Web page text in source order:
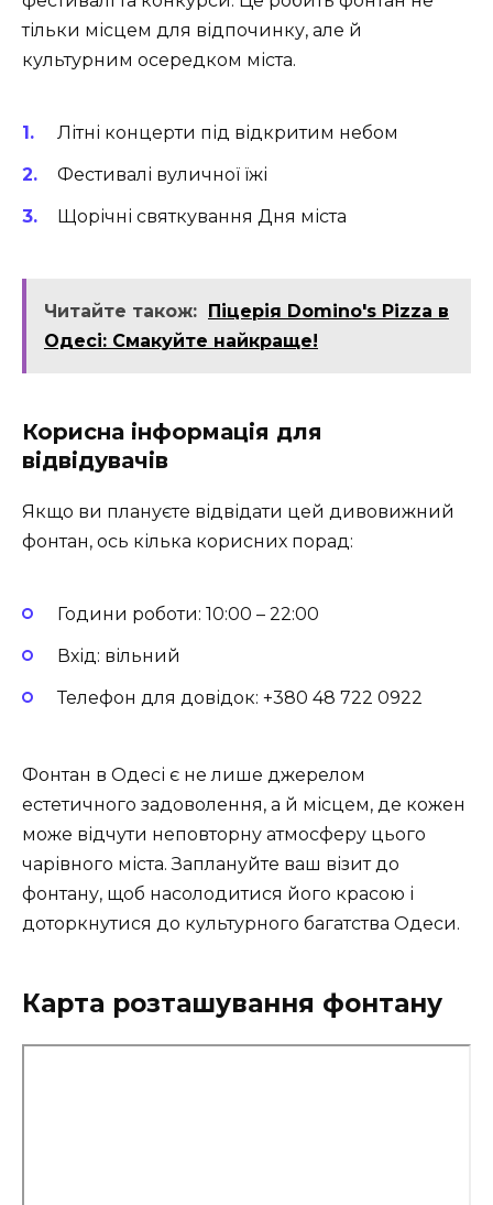
тільки місцем для відпочинку, але й
культурним осередком міста.
Літні концерти під відкритим небом
Фестивалі вуличної їжі
Щорічні святкування Дня міста
Читайте також:
Піцерія Domino's Pizza в
Одесі: Смакуйте найкраще!
Корисна інформація для
відвідувачів
Якщо ви плануєте відвідати цей дивовижний
фонтан, ось кілька корисних порад:
Години роботи: 10:00 – 22:00
Вхід: вільний
Телефон для довідок: +380 48 722 0922
Фонтан в Одесі є не лише джерелом
естетичного задоволення, а й місцем, де кожен
може відчути неповторну атмосферу цього
чарівного міста. Заплануйте ваш візит до
фонтану, щоб насолодитися його красою і
доторкнутися до культурного багатства Одеси.
Карта розташування фонтану